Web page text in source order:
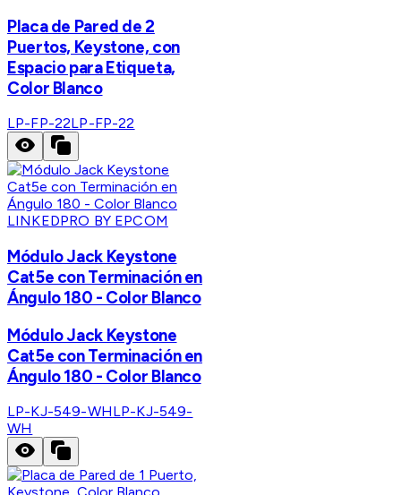
Placa de Pared de 2
Puertos, Keystone, con
Espacio para Etiqueta,
Color Blanco
LP-FP-22LP-FP-22
LINKEDPRO BY EPCOM
Módulo Jack Keystone
Cat5e con Terminación en
Ángulo 180 - Color Blanco
Módulo Jack Keystone
Cat5e con Terminación en
Ángulo 180 - Color Blanco
LP-KJ-549-WHLP-KJ-549-
WH